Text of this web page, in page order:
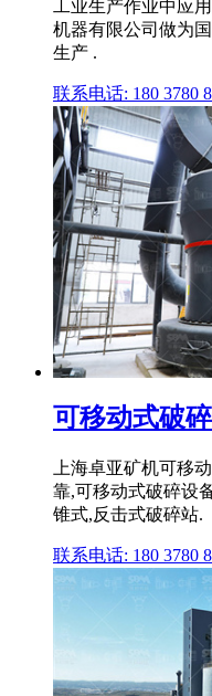
工业生产作业中应
机器有限公司做为
生产 .
联系电话: 180 3780
可移动式破
上海卓亚矿机可移
靠,可移动式破碎设
锥式,反击式破碎站.
联系电话: 180 3780